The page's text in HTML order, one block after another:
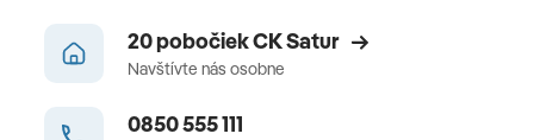
20 pobočiek CK Satur
Navštívte nás osobne
0850 555 111